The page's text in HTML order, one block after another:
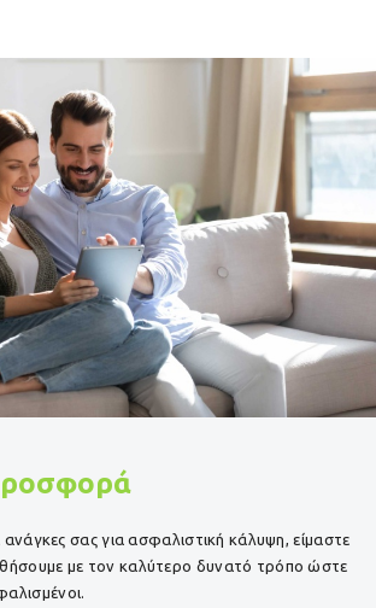
ανάγκες σας για ασφαλιστική κάλυψη, είμαστε
με τον καλύτερο δυνατό τρόπο ώστε